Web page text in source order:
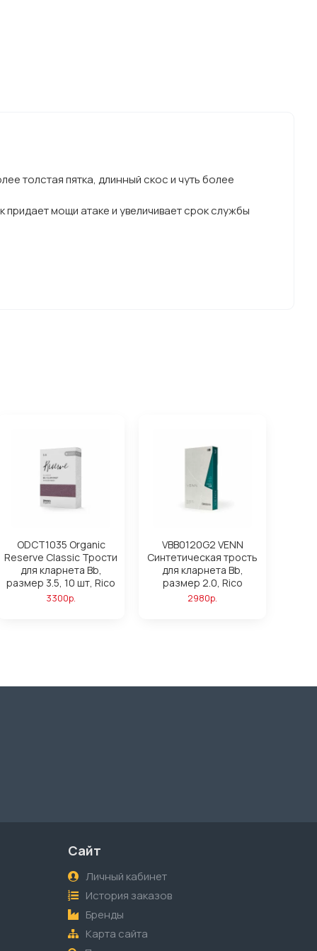
толстая пятка, длинный скос и чуть более
мощи атаке и увеличивает срок службы
ODCT1035 Organic
Reserve Classic Трости
для кларнета Вb,
размер 3.5, 10 шт, Rico
3300р.
VBB0120G2 VENN
Синтетическая трость
для кларнета Вb,
размер 2.0, Rico
2980р.
Сайт
Личный кабинет
История заказов
Бренды
Карта сайта